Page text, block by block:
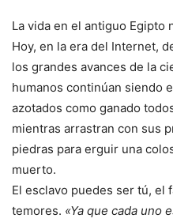
La vida en el antiguo Egipto
Hoy, en la era del Internet,
los grandes avances de la
humanos continúan siendo
azotados como ganado
mientras arrastran con sus
piedras para erguir una
muerto.
El esclavo puedes ser tú, el
temores. «Ya que cada uno